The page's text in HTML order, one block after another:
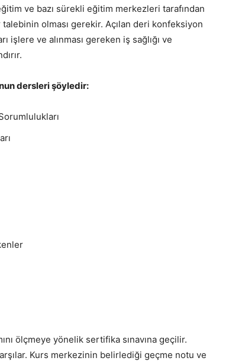
ve bazı sürekli eğitim merkezleri tarafından
olması gerekir. Açılan deri konfeksiyon
işlere ve alınması gereken iş sağlığı ve
dersleri şöyledir:
ölçmeye yönelik sertifika sınavına geçilir.
Kurs merkezinin belirlediği geçme notu ve